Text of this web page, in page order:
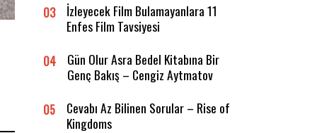
03
İzleyecek Film Bulamayanlara 11
Enfes Film Tavsiyesi
04
Gün Olur Asra Bedel Kitabına Bir
Genç Bakış – Cengiz Aytmatov
05
Cevabı Az Bilinen Sorular – Rise of
Kingdoms